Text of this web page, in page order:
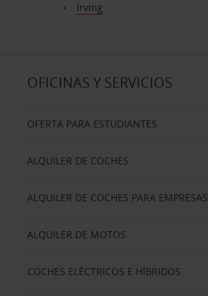
Irving
OFICINAS Y SERVICIOS
OFERTA PARA ESTUDIANTES
ALQUILER DE COCHES
ALQUILER DE COCHES PARA EMPRESAS
ALQUILER DE MOTOS
COCHES ELÉCTRICOS E HÍBRIDOS